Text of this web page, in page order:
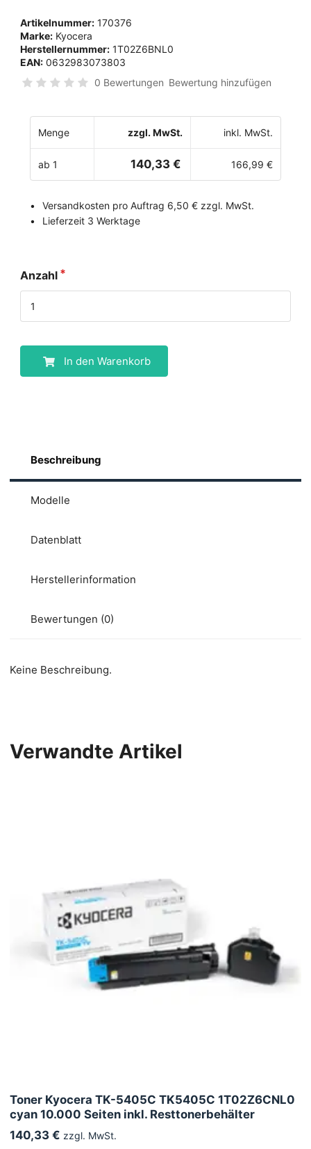
Artikelnummer: 170376
Marke: Kyocera
Herstellernummer: 1T02Z6BNL0
EAN: 0632983073803
0 Bewertungen Bewertung hinzufügen
Menge zzgl. MwSt. inkl. MwSt.
ab 1 140,33 € 166,99 €
Versandkosten pro Auftrag 6,50 € zzgl. MwSt.
Lieferzeit 3 Werktage
Anzahl
In den Warenkorb
Beschreibung
Modelle
Datenblatt
Herstellerinformation
Bewertungen (0)
Keine Beschreibung.
Verwandte Artikel
Toner Kyocera TK-5405C TK5405C 1T02Z6CNL0
cyan 10.000 Seiten inkl. Resttonerbehälter
140,33 € zzgl. MwSt.